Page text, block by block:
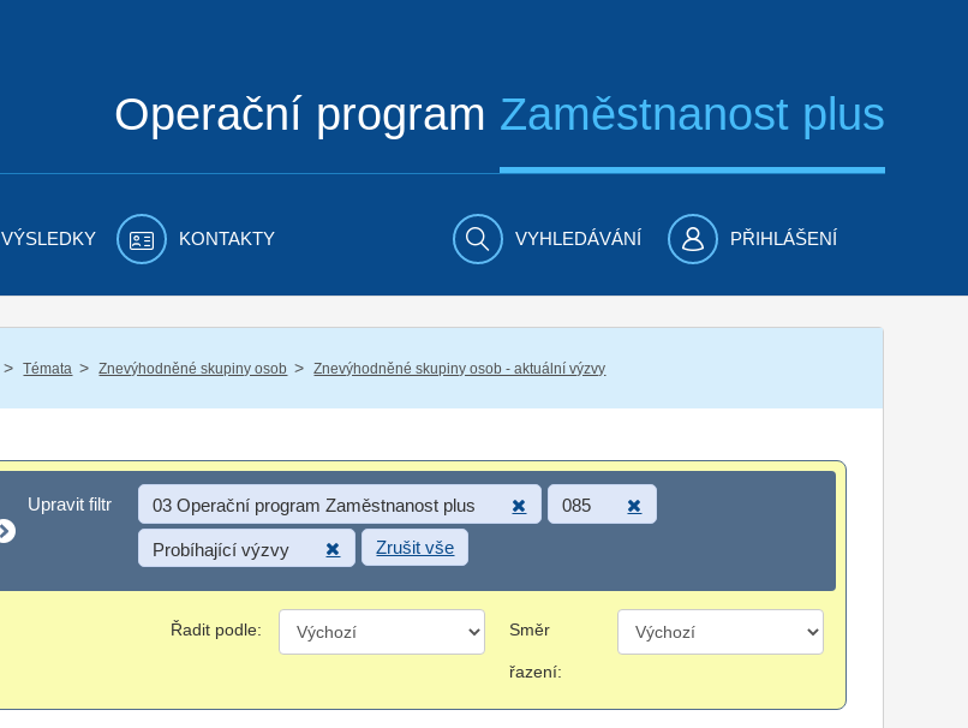
Operační program Zaměstnanost plus
VÝSLEDKY KONTAKTY VYHLEDÁVÁNÍ PŘIHLÁŠENÍ
/ Témata / Znevýhodněné skupiny osob / Znevýhodněné skupiny osob - aktuální výzvy
Upravit filtr
Upravit filtr 03 Operační program Zaměstnanost plus 085
Probíhající výzvy Zrušit vše
Řadit podle: Směr
řazení: